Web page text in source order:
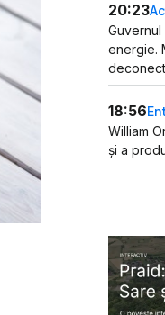
20:23
energie.
18:56
William
și a